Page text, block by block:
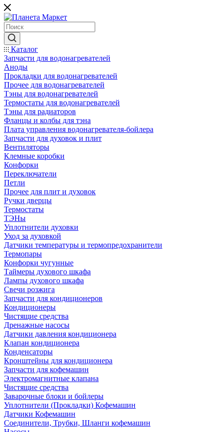
Каталог
Запчасти для водонагревателей
Аноды
Прокладки для водонагревателей
Прочее для водонагревателей
Тэны для водонагревателей
Термостаты для водонагревателей
Тэны для радиаторов
Фланцы и колбы для тэна
Плата управления водонагревателя-бойлера
Запчасти для духовок и плит
Вентиляторы
Клемные коробки
Конфорки
Переключатели
Петли
Прочее для плит и духовок
Ручки дверцы
Термостаты
ТЭНы
Уплотнители духовки
Уход за духовкой
Датчики температуры и термопредохранители
Термопары
Конфорки чугунные
Таймеры духового шкафа
Лампы духового шкафа
Свечи розжига
Запчасти для кондиционеров
Кондиционеры
Чистящие средства
Дренажные насосы
Датчики давления кондиционера
Клапан кондиционера
Конденсаторы
Кронштейны для кондиционера
Запчасти для кофемашин
Электромагнитные клапана
Чистящие средства
Заварочные блоки и бойлеры
Уплотнители (Прокладки) Кофемашин
Датчики Кофемашин
Соединители, Трубки, Шланги кофемашин